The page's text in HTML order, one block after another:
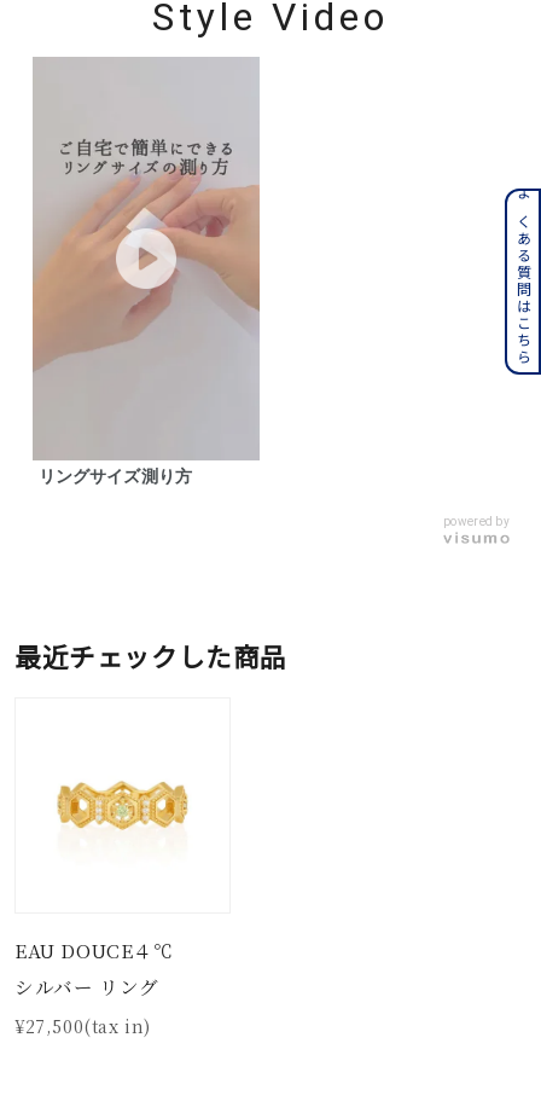
Style Video
リングサイズ測り方
powered by
最近チェックした商品
EAU DOUCE４℃
シルバー リング
¥27,500(tax in)
よくある質問はこちら